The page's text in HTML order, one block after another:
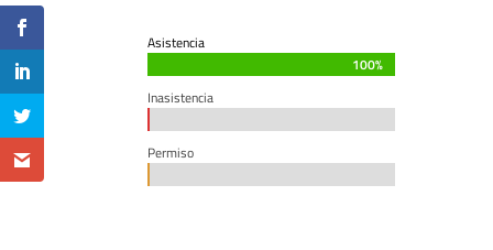
Asistencia
100%
100%
Inasistencia
Permiso